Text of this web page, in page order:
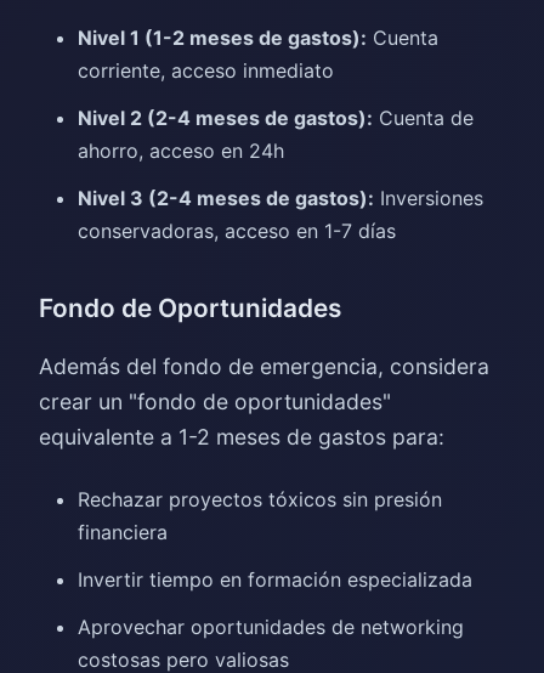
Nivel 1 (1-2 meses de gastos): Cuenta
corriente, acceso inmediato
Nivel 2 (2-4 meses de gastos): Cuenta de
ahorro, acceso en 24h
Nivel 3 (2-4 meses de gastos): Inversiones
conservadoras, acceso en 1-7 días
Fondo de Oportunidades
Además del fondo de emergencia, considera
crear un "fondo de oportunidades"
equivalente a 1-2 meses de gastos para:
Rechazar proyectos tóxicos sin presión
financiera
Invertir tiempo en formación especializada
Aprovechar oportunidades de networking
costosas pero valiosas